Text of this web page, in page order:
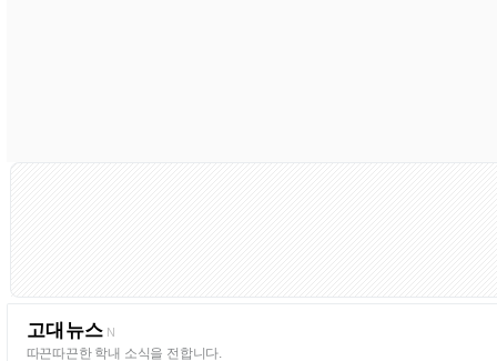
고대뉴스 N
따끈따끈한 학내 소식을 전합니다.